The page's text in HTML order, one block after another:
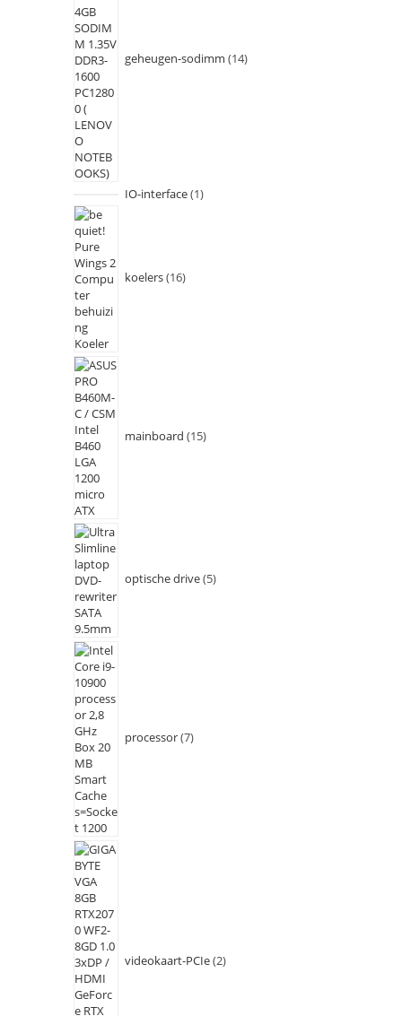
geheugen-sodimm 14
IO-interface 1
koelers 16
mainboard 15
optische drive 5
processor 7
videokaart-PCIe 2